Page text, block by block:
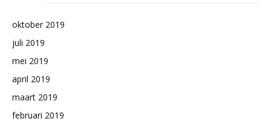
oktober 2019
juli 2019
mei 2019
april 2019
maart 2019
februari 2019